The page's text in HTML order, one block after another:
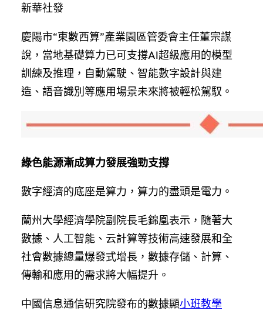
新華社發
慶陽市“東數西算”產業園區管委會主任董宗謀
說，當地基礎算力已可支撐AI超級應用的模型
訓練及推理，自動駕駛、智能數字設計與建
造、語音識別等應用場景未來將被輕松駕馭。
綠色能源漸成算力發展強勁支撐
數字經濟的底座是算力，算力的盡頭是電力。
蘭州大學經濟學院副院長毛錦凰表示，隨著大
數據、人工智能、云計算等技術高速發展和全
社會數據總量爆發式增長，數據存儲、計算、
傳輸和應用的需求將大幅提升。
中國信息通信研究院發布的數據顯小班教學